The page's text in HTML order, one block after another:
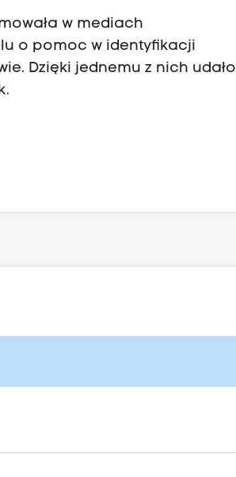
w mediach
o pomoc w identyfikacji
Dzięki jednemu z nich udało